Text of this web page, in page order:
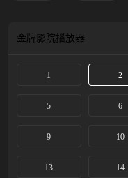
金牌影院播放器
1 2
5 6
9 10
13 14